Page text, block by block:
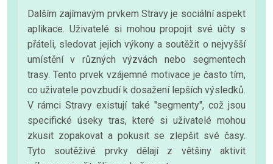
Dalším zajímavým prvkem Stravy je sociální aspekt
aplikace. Uživatelé si mohou propojit své účty s
přáteli, sledovat jejich výkony a soutěžit o nejvyšší
umístění v různých výzvách nebo segmentech
trasy. Tento prvek vzájemné motivace je často tím,
co uživatele povzbudí k dosažení lepších výsledků.
V rámci Stravy existují také "segmenty", což jsou
specifické úseky tras, které si uživatelé mohou
zkusit zopakovat a pokusit se zlepšit své časy.
Tyto soutěživé prvky dělají z většiny aktivit